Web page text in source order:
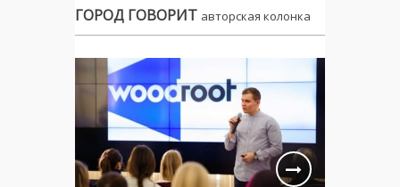
ГОРОД ГОВОРИТ авторская колонка